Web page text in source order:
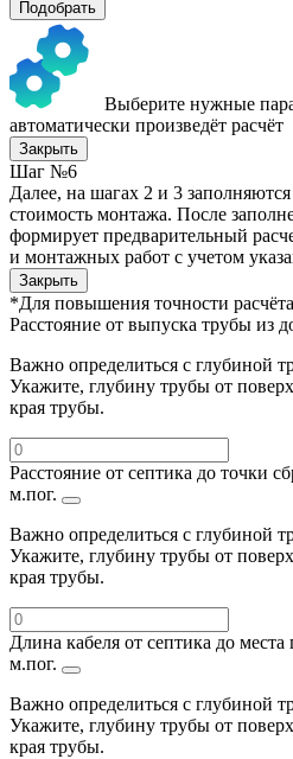
Подобрать
Выберите нужные
автоматически произведёт расчёт
Закрыть
Шаг №6
Далее, на шагах 2 и 3
стоимость монтажа. После
формирует предварительный
и монтажных работ с учетом
Закрыть
*Для повышения точности
Расстояние от выпуска трубы из
Важно определиться с глубиной
Укажите, глубину трубы от
края трубы.
Расстояние от септика до точки
м.пог.
Важно определиться с глубиной
Укажите, глубину трубы от
края трубы.
Длина кабеля от септика до
м.пог.
Важно определиться с глубиной
Укажите, глубину трубы от
края трубы.